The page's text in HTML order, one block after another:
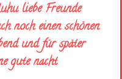
liebe Freunde
noch einen schönen
und für später
gute nacht